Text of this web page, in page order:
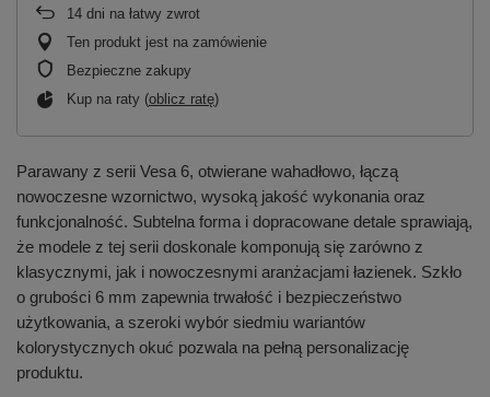
14 dni na łatwy zwrot
Ten produkt jest na zamówienie
Bezpieczne zakupy
Kup na raty (oblicz ratę)
Parawany z serii Vesa 6, otwierane wahadłowo, łączą
nowoczesne wzornictwo, wysoką jakość wykonania oraz
funkcjonalność. Subtelna forma i dopracowane detale sprawiają,
że modele z tej serii doskonale komponują się zarówno z
klasycznymi, jak i nowoczesnymi aranżacjami łazienek. Szkło
o grubości 6 mm zapewnia trwałość i bezpieczeństwo
użytkowania, a szeroki wybór siedmiu wariantów
kolorystycznych okuć pozwala na pełną personalizację
produktu.